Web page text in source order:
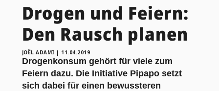
Drogen und Feiern:
Den Rausch planen
JOËL ADAMI | 11.04.2019
Drogenkonsum gehört für viele zum
Feiern dazu. Die Initiative Pipapo setzt
sich dabei für einen bewussteren